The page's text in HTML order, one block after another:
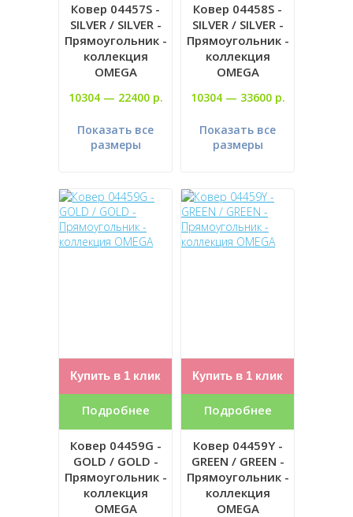
Ковер 04457S -
SILVER / SILVER -
Прямоугольник -
коллекция
OMEGA
10304 — 22400 р.
Показать все
размеры
Ковер 04458S -
SILVER / SILVER -
Прямоугольник -
коллекция
OMEGA
10304 — 33600 р.
Показать все
размеры
Купить в 1 клик
Подробнее
Ковер 04459G -
GOLD / GOLD -
Прямоугольник -
коллекция
OMEGA
Купить в 1 клик
Подробнее
Ковер 04459Y -
GREEN / GREEN -
Прямоугольник -
коллекция
OMEGA